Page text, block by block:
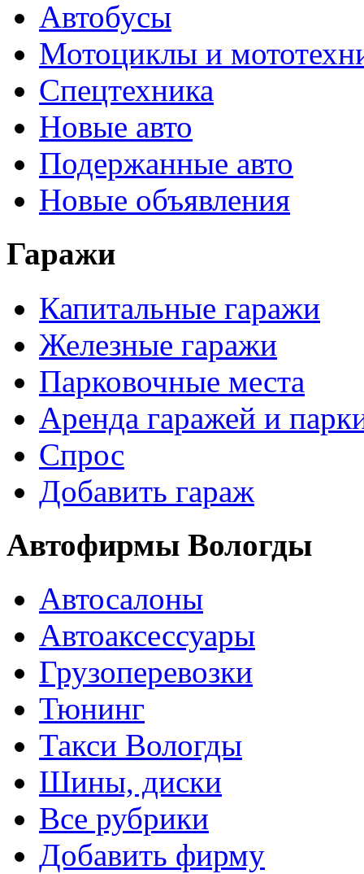
Автобусы
Мотоциклы и
Спецтехника
Новые авто
Подержанные авто
Новые объявления
Гаражи
Капитальные гаражи
Железные гаражи
Парковочные места
Аренда гаражей и
Спрос
Добавить гараж
Автофирмы Вологды
Автосалоны
Автоаксессуары
Грузоперевозки
Тюнинг
Такси Вологды
Шины, диски
Все рубрики
Добавить фирму